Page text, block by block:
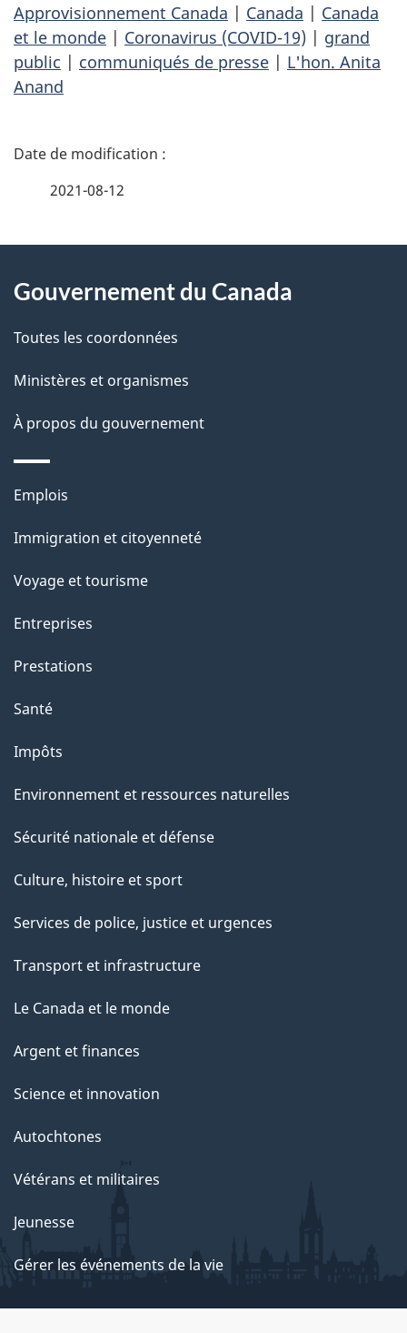
Approvisionnement Canada | Canada | Canada
et le monde | Coronavirus (COVID-19) | grand
public | communiqués de presse | L'hon. Anita
Anand
D
i
l
s
d
e
l
a
p
a
g
e
2021-08-12
propos
de
ce
site
Gouvernement du Canada
Toutes les coordonnées
Ministères et organismes
À propos du gouvernement
Thèmes
sujets
Emplois
Immigration et citoyenneté
Voyage et tourisme
Entreprises
Prestations
Santé
Impôts
Environnement et ressources naturelles
Sécurité nationale et défense
Culture, histoire et sport
Services de police, justice et urgences
Transport et infrastructure
Le Canada et le monde
Argent et finances
Science et innovation
Autochtones
Vétérans et militaires
Jeunesse
Gérer les événements de la vie